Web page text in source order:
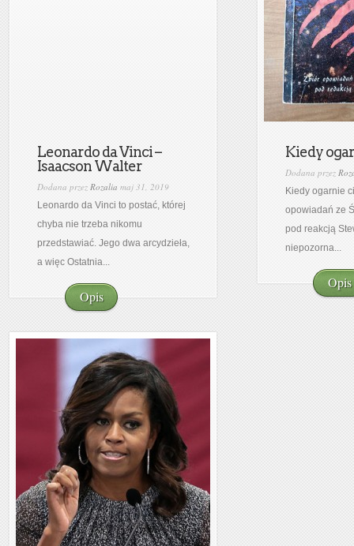
Leonardo da Vinci –
Isaacson Walter
Dodana przez Rozalia maj 31, 2019
Leonardo da Vinci to postać, której
chyba nie trzeba nikomu
przedstawiać. Jego dwa arcydzieła,
a więc Ostatnia...
Opis
Kiedy
Dodana przez
Kiedy ogarnie
opowiadań ze
pod reakcją
niepozorna...
Opis